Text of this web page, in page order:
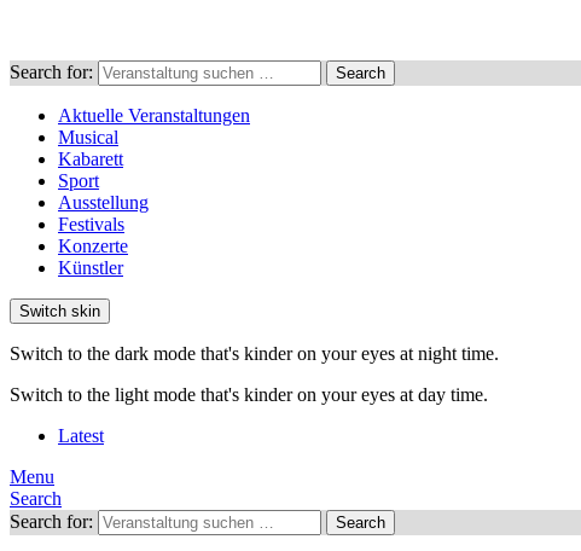
Search for: Search
Aktuelle Veranstaltungen
Musical
Kabarett
Sport
Ausstellung
Festivals
Konzerte
Künstler
Switch skin
Switch to the dark mode that's kinder on your eyes at night time.
Switch to the light mode that's kinder on your eyes at day time.
Latest
Menu
Search
Search for:
Search